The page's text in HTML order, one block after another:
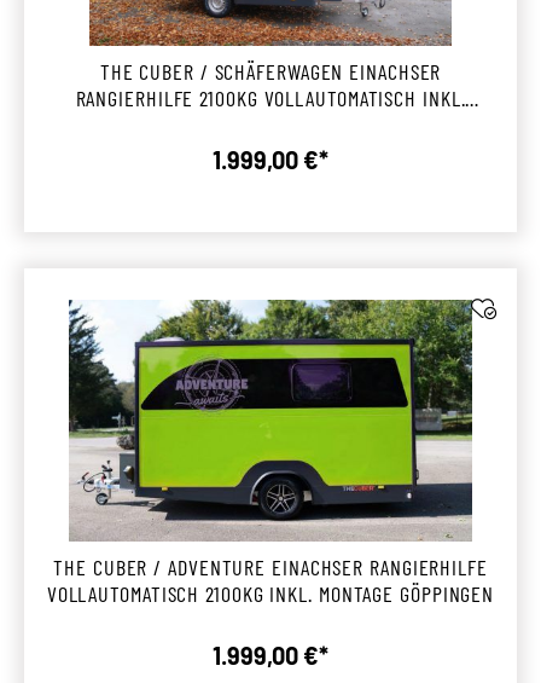
THE CUBER / SCHÄFERWAGEN EINACHSER
RANGIERHILFE 2100KG VOLLAUTOMATISCH INKL.
Regulärer Preis:
1.999,00 €*
THE CUBER / ADVENTURE EINACHSER RANGIERHILFE
VOLLAUTOMATISCH 2100KG INKL. MONTAGE GÖPPINGEN
Regulärer Preis:
1.999,00 €*